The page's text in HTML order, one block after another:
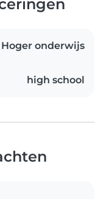
Hoger onderwijs
high school